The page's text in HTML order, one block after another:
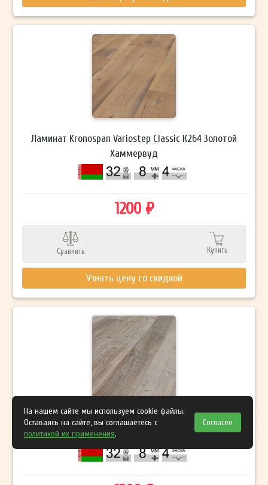
Ламинат Kronospan Variostep Classic К264 Золотой
Хаммервуд
1200 ₽
Сравнить Купить
Узнать цену со скидкой
Ламинат Kronospan Variostep Classic K047 Сосна
Горная хижина
На нашем сайте мы используем cookie файлы.
Оставаясь на сайте, вы соглашаетесь с
политикой их применения.
Согласен